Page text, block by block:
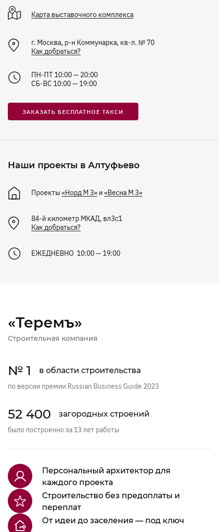
Карта выставочного комплекса
г. Москва, р-н Коммунарка, кв-л. № 70
Как добраться?
ПН-ПТ 10:00 — 20:00
СБ-ВС 10:00 — 19:00
ЗАКАЗАТЬ БЕСПЛАТНОЕ ТАКСИ
Наши проекты в Алтуфьево
Проекты «Норд М 3» и «Весна М 3»
84-й километр МКАД, вл3с1
Как добраться?
ЕЖЕДНЕВНО 10:00 — 19:00
«Теремъ»
Строительная компания
№ 1 в области строительства
по версии премии Russian Business Guide 2023
52 400 загородных строений
было построенно за 13 лет работы
Персональный архитектор для
каждого проекта
Строительство без предоплаты и
переплат
От идеи до заселения — под ключ